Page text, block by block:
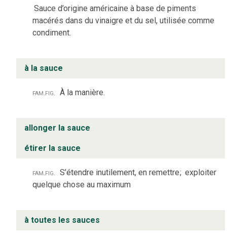
Sauce d’origine américaine à base de piments
macérés dans du vinaigre et du sel, utilisée comme
condiment.
à la sauce
fam.fig. À la manière.
allonger la sauce
étirer la sauce
fam.fig. S’étendre inutilement, en remettre; exploiter
quelque chose au maximum
à toutes les sauces